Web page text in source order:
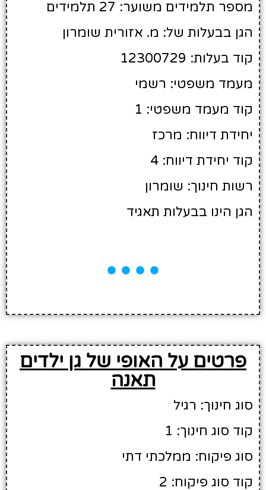
מספר תלמידים משוער: 27 תלמידים
הגן בבעלות של: מ. אזורית שומרון
קוד בעלות: 12300729
מעמד משפטי: רשמי
קוד מעמד משפטי: 1
יחידת דיווח: מרכז
קוד יחידת דיווח: 4
רשות חינוך: שומרון
הגן הינו בבעלות תאגיד
פרטים על האופי של גן ילדים
תאנה
סוג חינוך: רגיל
קוד סוג חינוך: 1
סוג פיקוח: ממלכתי דתי
קוד סוג פיקוח: 2